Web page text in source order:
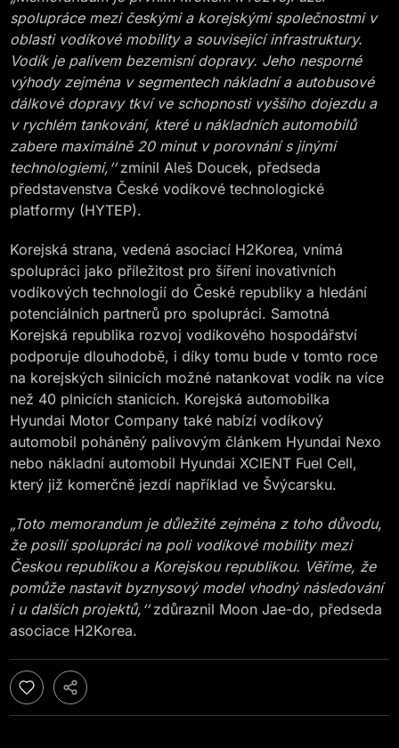
spolupráce mezi českými a korejskými společnostmi v
oblasti vodíkové mobility a související infrastruktury.
Vodík je palivem bezemisní dopravy. Jeho nesporné
výhody zejména v segmentech nákladní a autobusové
dálkové dopravy tkví ve schopnosti vyššího dojezdu a
v rychlém tankování, které u nákladních automobilů
zabere maximálně 20 minut v porovnání s jinými
technologiemi,‘‘zmínil Aleš Doucek, předseda
představenstva České vodíkové technologické
platformy (HYTEP).
Korejská strana, vedená asociací H2Korea, vnímá
spolupráci jako příležitost pro šíření inovativních
vodíkových technologií do České republiky a hledání
potenciálních partnerů pro spolupráci. Samotná
Korejská republika rozvoj vodíkového hospodářství
podporuje dlouhodobě, i díky tomu bude v tomto roce
na korejských silnicích možné natankovat vodík na více
než 40 plnicích stanicích. Korejská automobilka
Hyundai Motor Company také nabízí vodíkový
automobil poháněný palivovým článkem Hyundai Nexo
nebo nákladní automobil Hyundai XCIENT Fuel Cell,
který již komerčně jezdí například ve Švýcarsku.
„Toto memorandum je důležité zejména z toho důvodu,
že posílí spolupráci na poli vodíkové mobility mezi
Českou republikou a Korejskou republikou. Věříme, že
pomůže nastavit byznysový model vhodný následování
i u dalších projektů,‘‘zdůraznil Moon Jae-do, předseda
asociace H2Korea.